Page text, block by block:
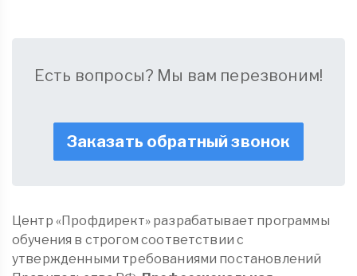
Есть вопросы? Мы вам перезвоним!
Заказать обратный звонок
Центр «Профдирект» разрабатывает программы
обучения в строгом соответствии с
утвержденными требованиями постановлений